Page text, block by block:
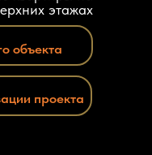
этажах
объекта
проекта